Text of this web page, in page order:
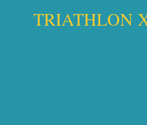
TRIATHLON